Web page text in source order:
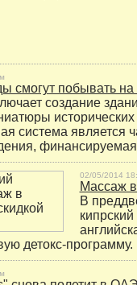
смогут побывать
создание
исторических
система является
02/05/2014
Массаж
В
детокс-программу.